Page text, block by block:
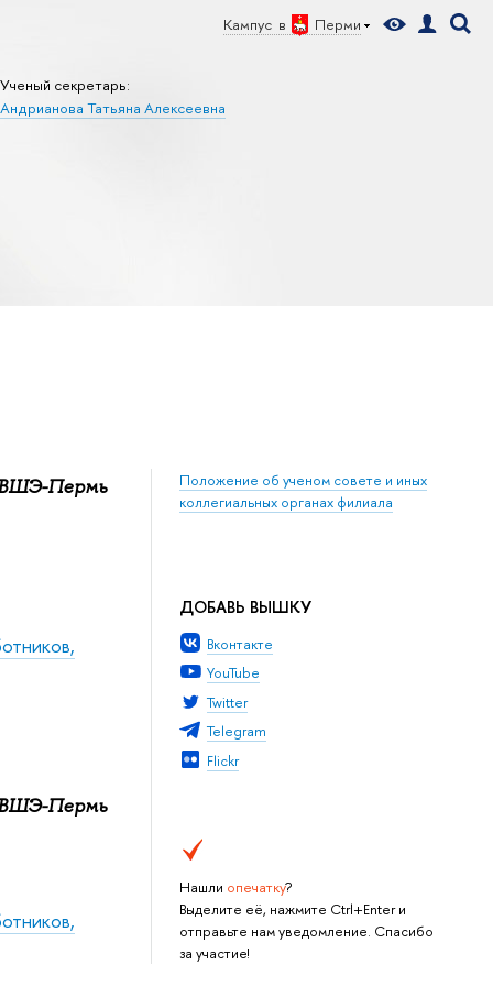
Кампус в Перми
Ученый секретарь:
Андрианова Татьяна Алексеевна
Положение об ученом совете и иных
коллегиальных органах филиала
ДОБАВЬ ВЫШКУ
Вконтакте
YouTube
Twitter
Telegram
Flickr
Нашли опечатку?
Выделите её, нажмите Ctrl+Enter и
отправьте нам уведомление. Спасибо
за участие!
ВШЭ-Пермь
ВШЭ-Пермь